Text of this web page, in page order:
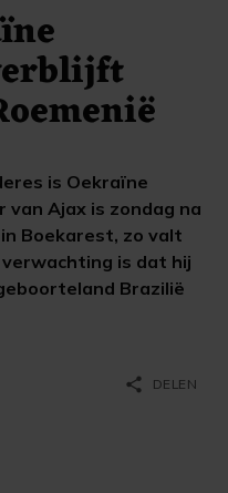
is Oekraïne
Ajax is zondag na
Boekarest, zo valt
is dat hij
Brazilië
share DELEN